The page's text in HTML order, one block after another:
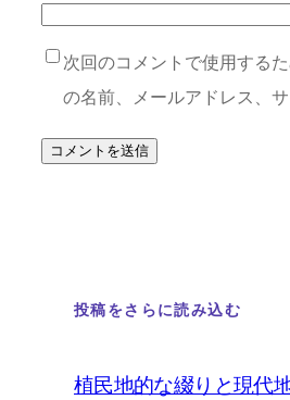
次回のコメントで使用する
の名前、メールアドレス、サ
投稿をさらに読み込む
植民地的な綴りと現代